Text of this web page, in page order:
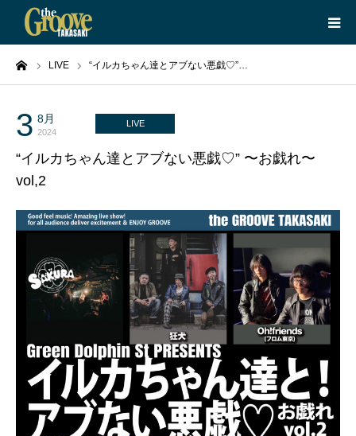
LIVE “イルカちゃん達とアブない悪戯♡”…
3 8月
2024
LIVE
“イルカちゃん達とアブない悪戯♡” 〜お戯れ〜
vol,2
HOME
LIVE
EQUIPMENT
CONTACT